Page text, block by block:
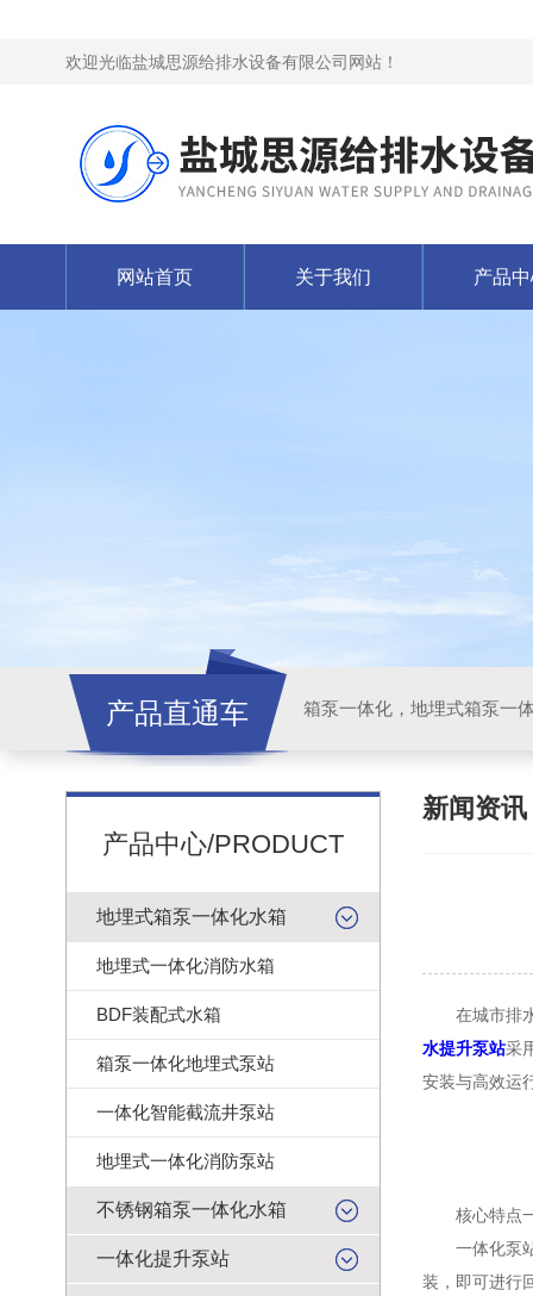
欢迎光临盐城思源给排水设备有限公司网站！
网站首页 关于我们 产品
产品直通车
产品中心/PRODUCT
地埋式箱泵一体化水箱
地埋式一体化消防水箱
BDF装配式水箱
箱泵一体化地埋式泵站
一体化智能截流井泵站
地埋式一体化消防泵站
不锈钢箱泵一体化水箱
一体化提升泵站
新闻资讯
在城市排水
水提升泵站采
安装与高效运
核心特点一
一体化泵站
装，即可进行